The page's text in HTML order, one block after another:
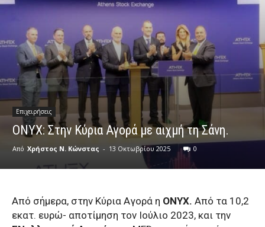
Επιχειρήσεις
ONYX: Στην Κύρια Αγορά με αιχμή τη Σάνη.
Από Χρήστος Ν. Κώνστας - 13 Οκτωβρίου 2025 0
Από σήμερα, στην Κύρια Αγορά η ΟΝΥΧ. Από τα 10,2
εκατ. ευρώ- αποτίμηση τον Ιούλιο 2023, και την